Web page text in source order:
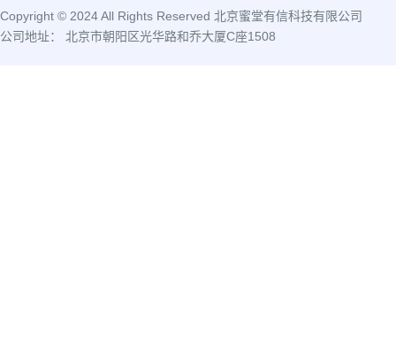
Copyright © 2024 All Rights Reserved 北京蜜堂有信科技有限公司
公司地址： 北京市朝阳区光华路和乔大厦C座1508